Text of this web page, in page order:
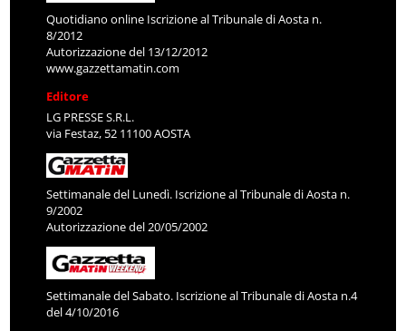
Quotidiano online Iscrizione al Tribunale di Aosta n.
8/2012
Autorizzazione del 13/12/2012
www.gazzettamatin.com
Editore
LG PRESSE S.R.L.
via Festaz, 52 11100 AOSTA
Settimanale del Lunedì. Iscrizione al Tribunale di Aosta n.
9/2002
Autorizzazione del 20/05/2002
Settimanale del Sabato. Iscrizione al Tribunale di Aosta n.4
del 4/10/2016